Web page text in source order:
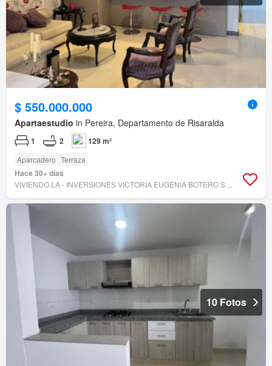
$ 550.000.000
Apartaestudio in Pereira, Departamento de Risaralda
1 2 129 m²
Aparcadero Terraza
Hace 30+ días
10 Fotos